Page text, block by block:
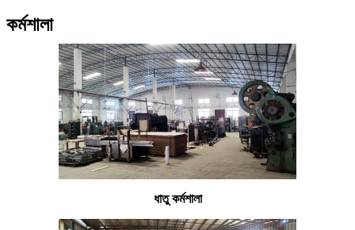
কর্মশালা
ধাতু কর্মশালা